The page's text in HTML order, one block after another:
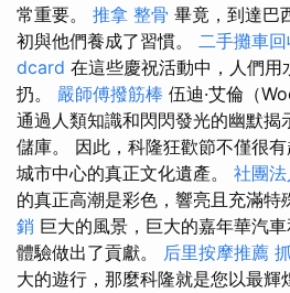
常重要。 推拿 整骨 畢竟，到達巴
初與他們養成了習慣。 二手攤車回
dcard 在這些慶祝活動中，人們用
扔。 嚴師傅撥筋棒 伍迪·艾倫（
通過人類知識和閃閃發光的幽默揭
儲庫。 因此，科隆狂歡節不僅很
城市中心的真正文化遺產。 社團
的真正高潮是彩色，響亮且充滿特
銷 巨大的風景，巨大的嘉年華汽
體驗做出了貢獻。 后里按摩推薦
大的遊行，那麼科隆就是您以最輝